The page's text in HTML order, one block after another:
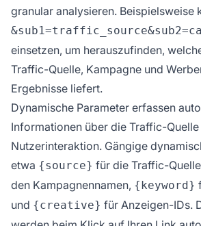
granular analysieren. Beispielsweise
einsetzen, um herauszufinden,
Traffic-Quelle, Kampagne und
Ergebnisse liefert.
Dynamische Parameter erfassen
Informationen über die Traffic-
Nutzerinteraktion. Gängige
etwa {source} für die Traffic-
den Kampagnennamen, {keyword}
und {creative} für Anzeigen-IDs.